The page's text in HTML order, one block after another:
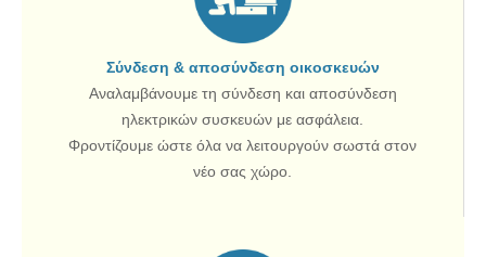
Σύνδεση & αποσύνδεση οικοσκευών
Αναλαμβάνουμε τη σύνδεση και αποσύνδεση
ηλεκτρικών συσκευών με ασφάλεια.
Φροντίζουμε ώστε όλα να λειτουργούν σωστά στον
νέο σας χώρο.